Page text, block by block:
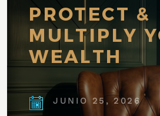
PROTECT &
MULTIPLY
WEALTH
JUNIO 25, 2026